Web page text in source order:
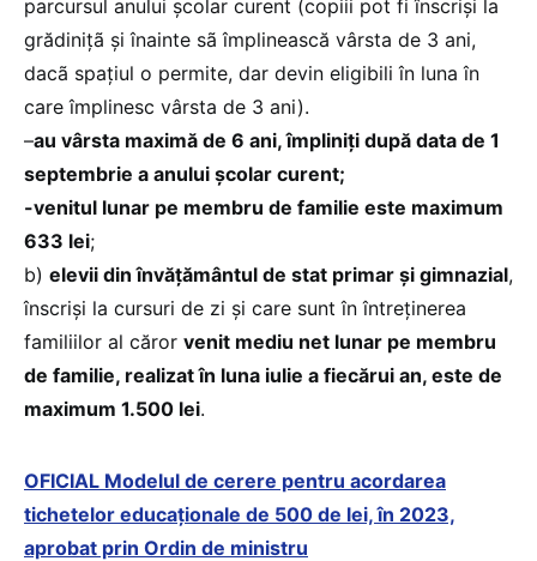
parcursul anului școlar curent (copiii pot fi înscriși la
grădinițã și înainte sã împlinească vârsta de 3 ani,
dacã spațiul o permite, dar devin eligibili în luna în
care împlinesc vârsta de 3 ani).
–au vârsta maximă de 6 ani, împliniți după data de 1
septembrie a anului școlar curent;
-venitul lunar pe membru de familie este maximum
633 lei;
b) elevii din învățământul de stat primar și gimnazial,
înscriși la cursuri de zi și care sunt în întreținerea
familiilor al căror venit mediu net lunar pe membru
de familie, realizat în luna iulie a fiecărui an, este de
maximum 1.500 lei.
OFICIAL Modelul de cerere pentru acordarea
tichetelor educaționale de 500 de lei, în 2023,
aprobat prin Ordin de ministru